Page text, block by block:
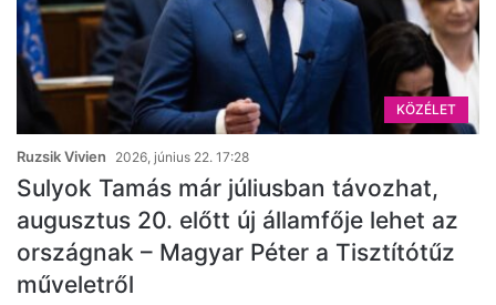
KÖZÉLET
Ruzsik Vivien 2026, június 22. 17:28
Sulyok Tamás már júliusban távozhat,
augusztus 20. előtt új államfője lehet az
országnak – Magyar Péter a Tisztítótűz
műveletről